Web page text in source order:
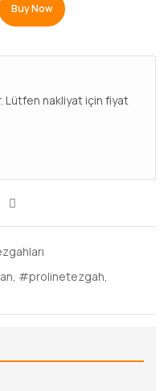
Buy Now
Lütfen nakliyat için fiyat
#prolinetezgah